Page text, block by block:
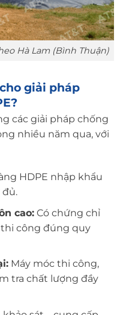
Hà Lam (Bình Thuận)
giải pháp
các giải pháp chống
nhiều năm qua, với
HDPE nhập khẩu
đủ.
cao:Có chứng chỉ
thi công đúng quy
Máy móc thi công,
tra chất lượng đầy